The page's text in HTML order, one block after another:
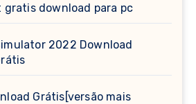
gratis download para pc
2022 Download
Grátis[versão mais